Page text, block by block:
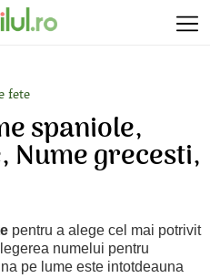
fete
spaniole,
Nume grecesti,
pentru a alege cel mai potrivit
numelui pentru
pe lume este intotdeauna